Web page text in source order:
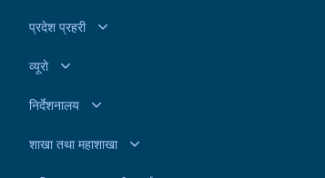
प्रदेश प्रहरी
व्यूरो
निर्देशनालय
शाखा तथा महाशाखा